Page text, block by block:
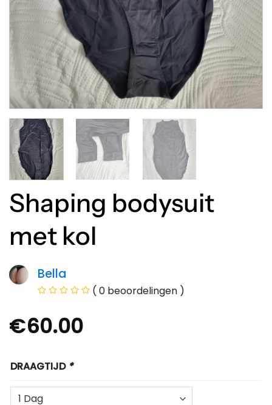
Shaping bodysuit
met kol
Bella
( 0 beoordelingen )
€60.00
DRAAGTIJD *